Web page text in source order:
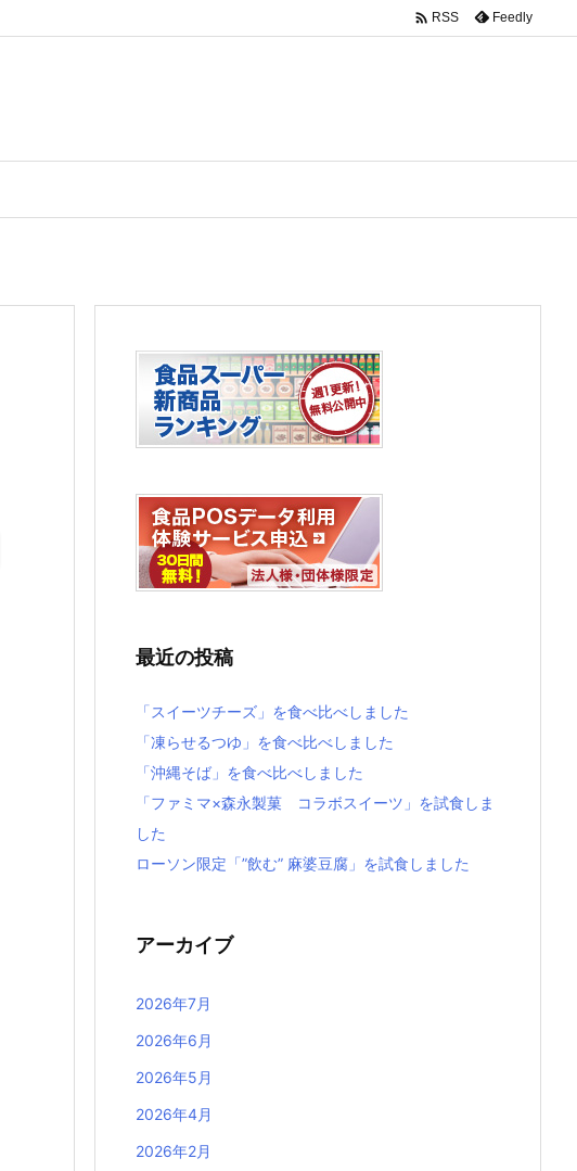
 RSS Feedly
最近の投稿
「スイーツチーズ」を食べ比べしました
「凍らせるつゆ」を食べ比べしました
「沖縄そば」を食べ比べしました
「ファミマ×森永製菓 コラボスイーツ」を試食しま
した
ローソン限定「”飲む” 麻婆豆腐」を試食しました
アーカイブ
2026年7月
2026年6月
2026年5月
2026年4月
2026年2月